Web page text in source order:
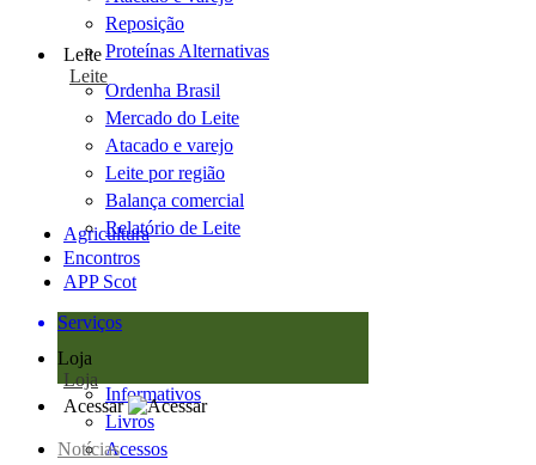
Reposição
Proteínas Alternativas
Leite
Leite
Ordenha Brasil
Mercado do Leite
Atacado e varejo
Leite por região
Balança comercial
Relatório de Leite
Agricultura
Encontros
APP Scot
Serviços
Loja
Loja
Informativos
Livros
Acessos
Acessar
Notícias